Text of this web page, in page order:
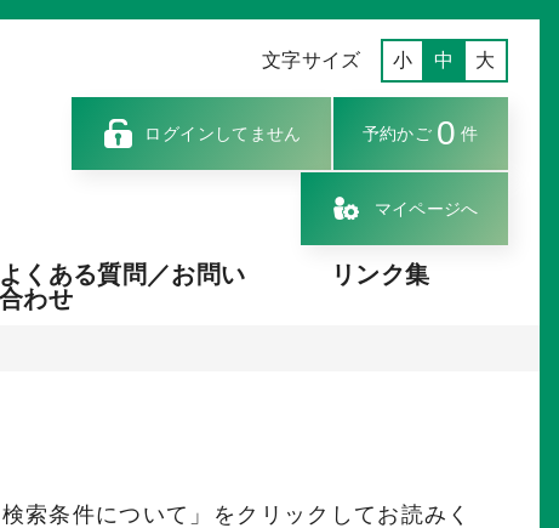
文字サイズ 小 中 大
ログインしてません 予約かご 0 件
マイページへ
よくある質問／お問い
合わせ
リンク集
索条件について」をクリックしてお読みく